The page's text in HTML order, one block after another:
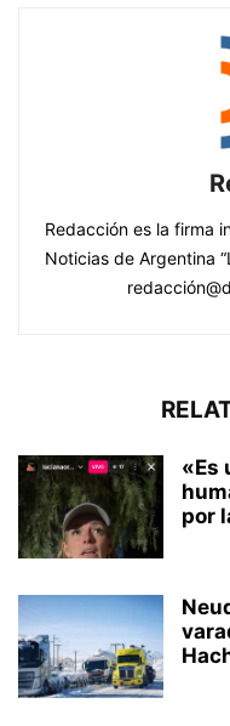
Redacción es la firma
Noticias de Argentina
«Es
por